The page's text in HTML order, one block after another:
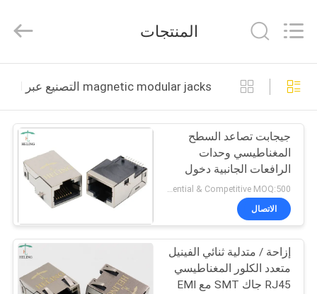
الصفحة
الرئيسية
منتجات
معلومات
جولة
Ltd..
Reserved.
ECER
المنتجات
magnetic modular jacks التصنيع عبر الإنترنت
جيجابت تصاعد السطح
المغناطيسي وحدات
الرافعات الجانبية دخول
النحاس محمية شل
Preferential & Competitive MOQ:500
الاتصال
إزاحة / متدلية ثنائي الفينيل
متعدد الكلور المغناطيسي
RJ45 جاك SMT مع EMI